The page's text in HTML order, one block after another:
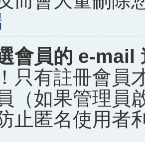
會員的 e-mail
只有註冊會員
（如果管理員
止匿名使用者